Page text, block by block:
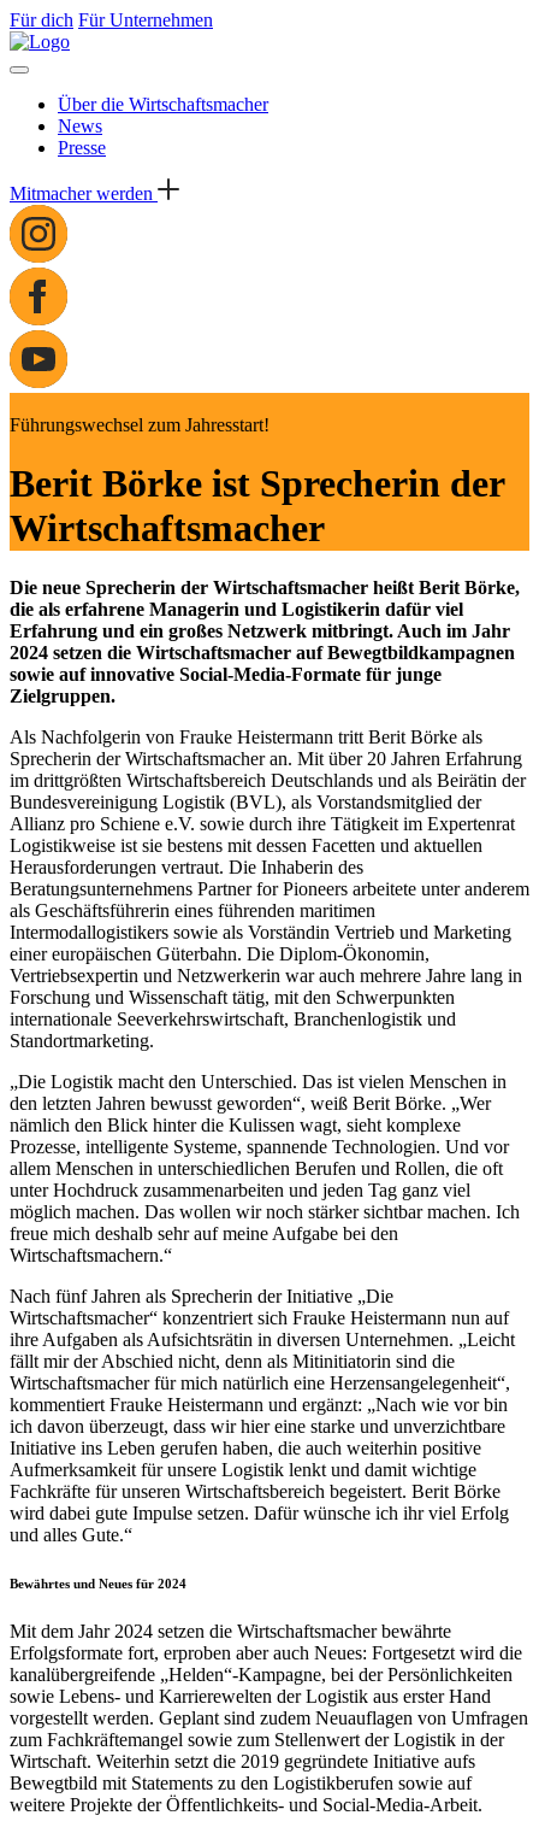
Für dich Für Unternehmen
Über die Wirtschaftsmacher
News
Presse
Mitmacher werden
Führungswechsel zum Jahresstart!
Berit Börke ist Sprecherin der
Wirtschaftsmacher
Die neue Sprecherin der Wirtschaftsmacher heißt Berit Börke,
die als erfahrene Managerin und Logistikerin dafür viel
Erfahrung und ein großes Netzwerk mitbringt. Auch im Jahr
2024 setzen die Wirtschaftsmacher auf Bewegtbildkampagnen
sowie auf innovative Social-Media-Formate für junge
Zielgruppen.
Als Nachfolgerin von Frauke Heistermann tritt Berit Börke als
Sprecherin der Wirtschaftsmacher an. Mit über 20 Jahren Erfahrung
im drittgrößten Wirtschaftsbereich Deutschlands und als Beirätin der
Bundesvereinigung Logistik (BVL), als Vorstandsmitglied der
Allianz pro Schiene e.V. sowie durch ihre Tätigkeit im Expertenrat
Logistikweise ist sie bestens mit dessen Facetten und aktuellen
Herausforderungen vertraut. Die Inhaberin des
Beratungsunternehmens Partner for Pioneers arbeitete unter anderem
als Geschäftsführerin eines führenden maritimen
Intermodallogistikers sowie als Vorständin Vertrieb und Marketing
einer europäischen Güterbahn. Die Diplom-Ökonomin,
Vertriebsexpertin und Netzwerkerin war auch mehrere Jahre lang in
Forschung und Wissenschaft tätig, mit den Schwerpunkten
internationale Seeverkehrswirtschaft, Branchenlogistik und
Standortmarketing.
„Die Logistik macht den Unterschied. Das ist vielen Menschen in
den letzten Jahren bewusst geworden“, weiß Berit Börke. „Wer
nämlich den Blick hinter die Kulissen wagt, sieht komplexe
Prozesse, intelligente Systeme, spannende Technologien. Und vor
allem Menschen in unterschiedlichen Berufen und Rollen, die oft
unter Hochdruck zusammenarbeiten und jeden Tag ganz viel
möglich machen. Das wollen wir noch stärker sichtbar machen. Ich
freue mich deshalb sehr auf meine Aufgabe bei den
Wirtschaftsmachern.“
Nach fünf Jahren als Sprecherin der Initiative „Die
Wirtschaftsmacher“ konzentriert sich Frauke Heistermann nun auf
ihre Aufgaben als Aufsichtsrätin in diversen Unternehmen. „Leicht
fällt mir der Abschied nicht, denn als Mitinitiatorin sind die
Wirtschaftsmacher für mich natürlich eine Herzensangelegenheit“,
kommentiert Frauke Heistermann und ergänzt: „Nach wie vor bin
ich davon überzeugt, dass wir hier eine starke und unverzichtbare
Initiative ins Leben gerufen haben, die auch weiterhin positive
Aufmerksamkeit für unsere Logistik lenkt und damit wichtige
Fachkräfte für unseren Wirtschaftsbereich begeistert. Berit Börke
wird dabei gute Impulse setzen. Dafür wünsche ich ihr viel Erfolg
und alles Gute.“
Bewährtes und Neues für 2024
Mit dem Jahr 2024 setzen die Wirtschaftsmacher bewährte
Erfolgsformate fort, erproben aber auch Neues: Fortgesetzt wird die
kanalübergreifende „Helden“-Kampagne, bei der Persönlichkeiten
sowie Lebens- und Karrierewelten der Logistik aus erster Hand
vorgestellt werden. Geplant sind zudem Neuauflagen von Umfragen
zum Fachkräftemangel sowie zum Stellenwert der Logistik in der
Wirtschaft. Weiterhin setzt die 2019 gegründete Initiative aufs
Bewegtbild mit Statements zu den Logistikberufen sowie auf
weitere Projekte der Öffentlichkeits- und Social-Media-Arbeit.